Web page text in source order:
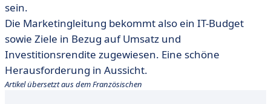
sein.
Die Marketingleitung bekommt also ein IT-Budget
sowie Ziele in Bezug auf Umsatz und
Investitionsrendite zugewiesen. Eine schöne
Herausforderung in Aussicht.
Artikel übersetzt aus dem Französischen